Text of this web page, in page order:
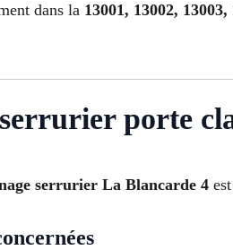
dans la 13001, 13002,
porte
serrurier La Blancarde 4